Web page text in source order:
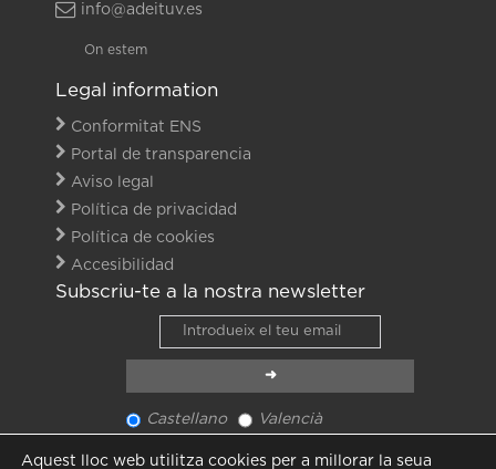
info@adeituv.es
On estem
Legal information
Conformitat ENS
Portal de transparencia
Aviso legal
Política de privacidad
Política de cookies
Accesibilidad
Subscriu-te a la nostra newsletter
Castellano Valencià
Veure últim newsletter
Aquest lloc web utilitza cookies per a millorar la seua